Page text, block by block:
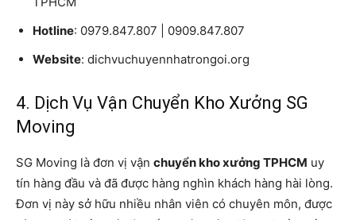
Hotline: 0979.847.807 | 0909.847.807
Website: dichvuchuyennhatrongoi.org
4. Dịch Vụ Vận Chuyển Kho Xưởng SG
Moving
SG Moving là đơn vị vận chuyển kho xưởng TPHCM uy
tín hàng đầu và đã được hàng nghìn khách hàng hài lòng.
Đơn vị này sở hữu nhiều nhân viên có chuyên môn, được